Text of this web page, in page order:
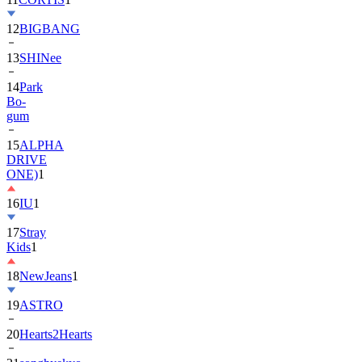
13SHINee
14Park
Bo-
gum
15ALPHA
DRIVE
ONE)1
16IU1
17Stray
Kids
18NewJeans
19ASTRO
20Hearts2Hearts
21songhyekyo